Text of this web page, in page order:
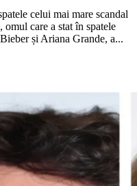
celui mai mare scandal
care a stat în spatele
și Ariana Grande, a...